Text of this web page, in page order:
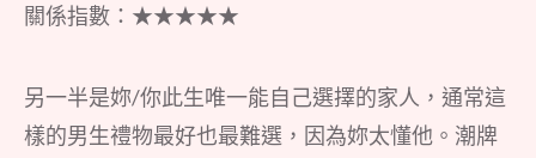
關係指數：★★★★★
另一半是妳/你此生唯一能自己選擇的家人，通常這
樣的男生禮物最好也最難選，因為妳太懂他。潮牌